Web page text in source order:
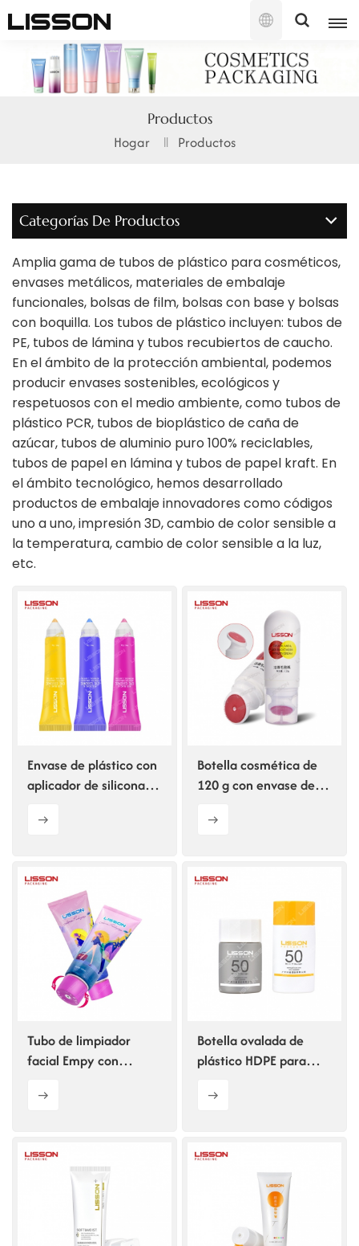
Español
English
français
español
português
العربية
日本語
한국의
ไทย
Tiếng việt
中文
Productos
Hogar Productos
Categorías De Productos
Amplia gama de tubos de plástico para cosméticos,
envases metálicos, materiales de embalaje
funcionales, bolsas de film, bolsas con base y bolsas
con boquilla. Los tubos de plástico incluyen: tubos de
PE, tubos de lámina y tubos recubiertos de caucho.
En el ámbito de la protección ambiental, podemos
producir envases sostenibles, ecológicos y
respetuosos con el medio ambiente, como tubos de
plástico PCR, tubos de bioplástico de caña de
azúcar, tubos de aluminio puro 100% reciclables,
tubos de papel en lámina y tubos de papel kraft. En
el ámbito tecnológico, hemos desarrollado
productos de embalaje innovadores como códigos
uno a uno, impresión 3D, cambio de color sensible a
la temperatura, cambio de color sensible a la luz,
etc.
Envase de plástico con
aplicador de silicona
cuidado de los ojos y
Botella cosmética de
120 g con envase de
suave de silicona
Tubo de limpiador
facial Empy con
tapa con orificio
Botella ovalada de
plástico HDPE para
mayor, 50 ml, 75 ml,